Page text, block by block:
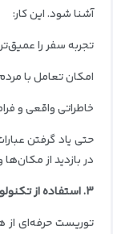
آشنا شود. این کار:
تجربه سفر را
امکان تعامل با
خاطراتی واقعی و
حتی یاد گرفتن
در بازدید از
۳. استفاده از تکنولوژی و اپ‌های سفر
توریست حرفه‌ای